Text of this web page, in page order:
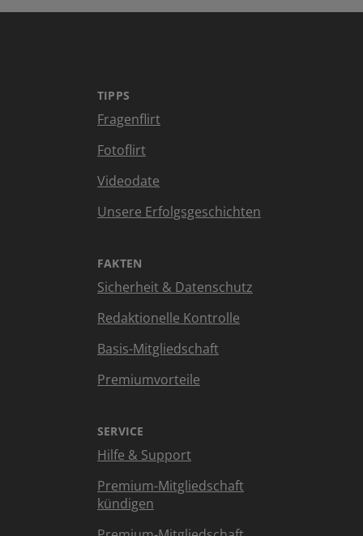
TIPPS
Fragenflirt
Fotoflirt
Videodate
Unsere Erfolgsgeschichten
FAKTEN
Sicherheit & Datenschutz
Redaktionelle Kontrolle
Basis-Mitgliedschaft
Premiumvorteile
SERVICE
Hilfe & Support
Premium-Mitgliedschaft
kündigen